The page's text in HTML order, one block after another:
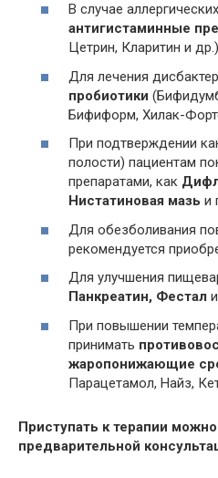
В случае
антигистаминные
Цетрин, Кларитин и
Для лечения
пробиотики
Бифиформ, Хилак-
При подтверждении
полости) пациентам
препаратами, как
Нистатиновая мазь и
Для обезболивания
рекомендуется
Для улучшения
Панкреатин, Фестал
При повышении
принимать
жаропонижающие
Парацетамол, Найз,
Приступать к терапии
предварительной